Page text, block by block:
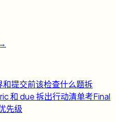
→
和提交前该检查什么题拆
和 due 拆出行动清单考Final
先级